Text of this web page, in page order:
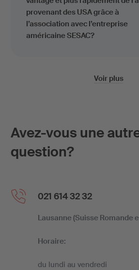
provenant des USA grâce à
l’association avec l’entreprise
américaine SESAC?
Voir plus
Avez-vous une
question?
021 614 32 32
Lausanne (Suisse Romande
Horaire:
du lundi au vendredi